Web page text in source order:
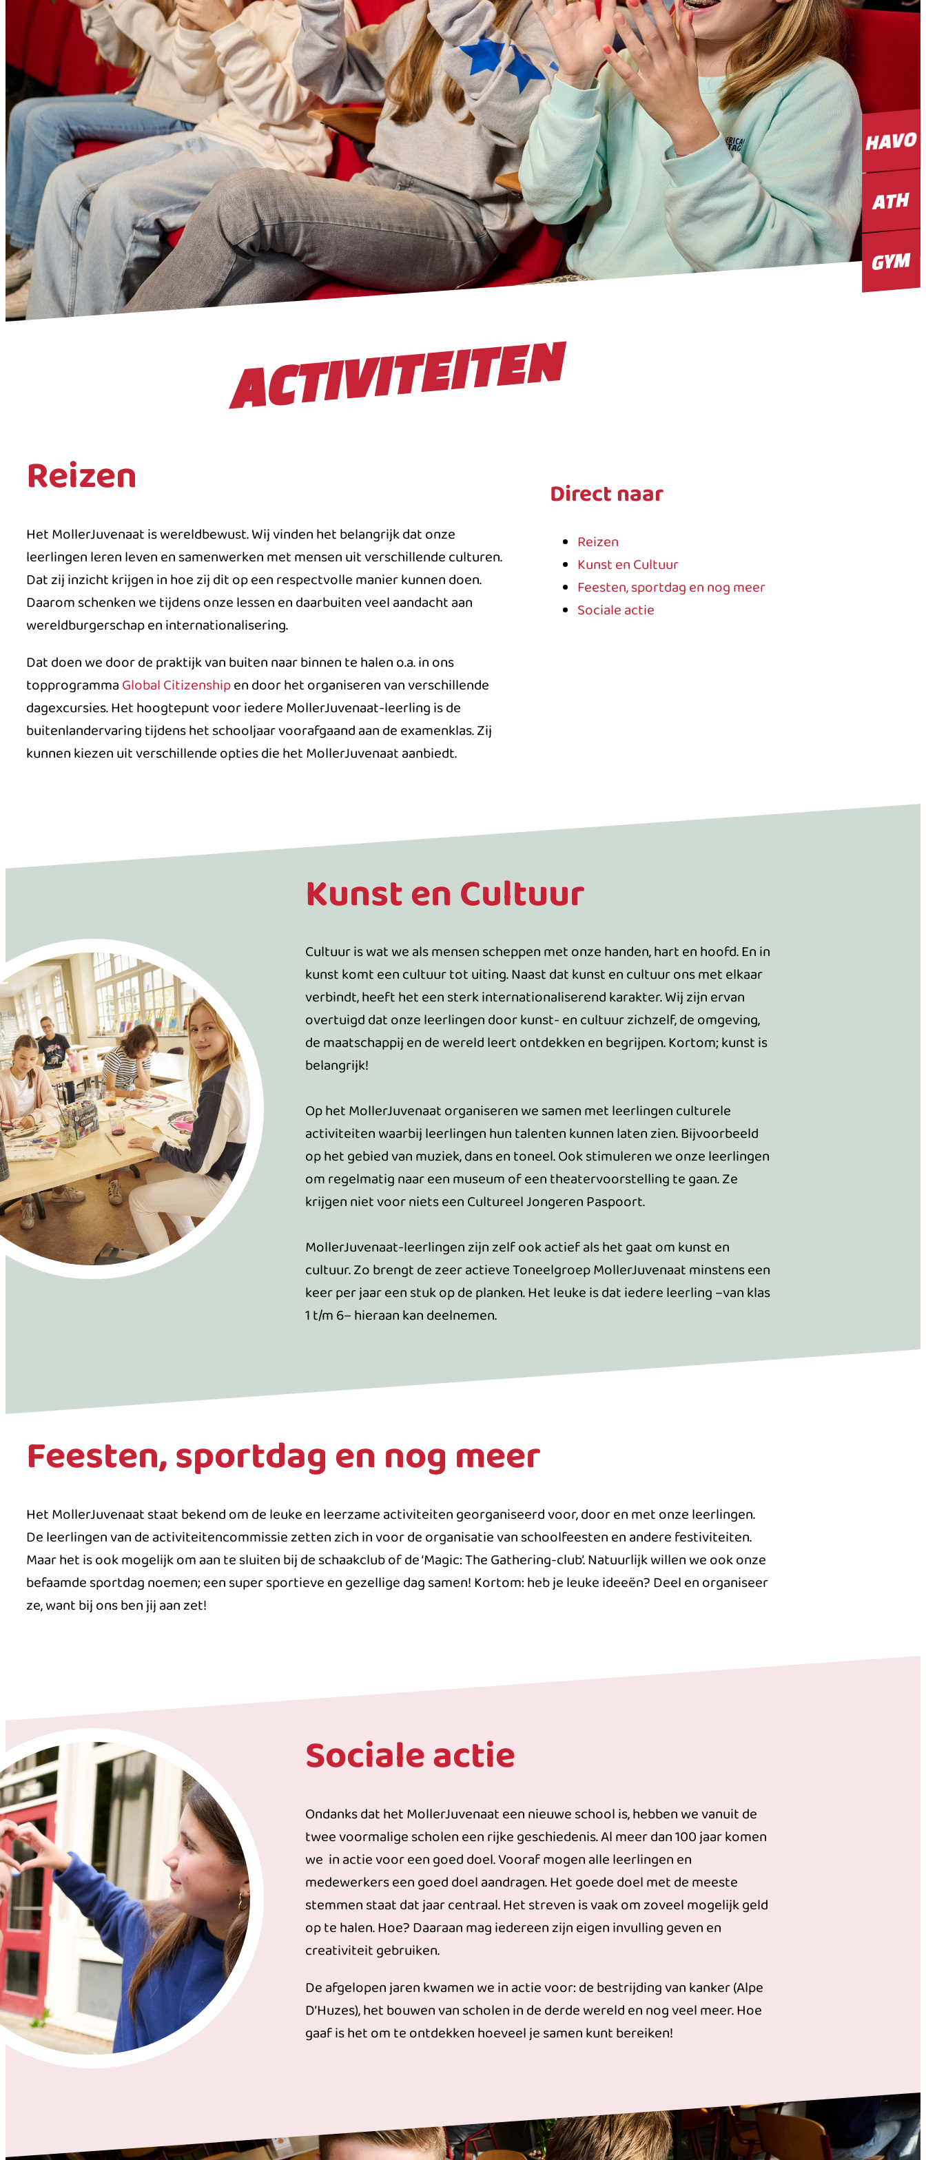
HAVO
ATH
GYM
ACTIVITEITEN
Reizen
Het MollerJuvenaat is wereldbewust. Wij vinden het belangrijk dat onze
leerlingen leren leven en samenwerken met mensen uit verschillende culturen.
Dat zij inzicht krijgen in hoe zij dit op een respectvolle manier kunnen doen.
Daarom schenken we tijdens onze lessen en daarbuiten veel aandacht aan
wereldburgerschap en internationalisering.
Dat doen we door de praktijk van buiten naar binnen te halen o.a. in ons
topprogrammaGlobal Citizenshipen door het organiseren van verschillende
dagexcursies. Het hoogtepunt voor iedere MollerJuvenaat-leerling is de
buitenlandervaring tijdens het schooljaar voorafgaand aan de examenklas. Zij
kunnen kiezen uit verschillende opties die het MollerJuvenaat aanbiedt.
Direct naar
Reizen
Kunst en Cultuur
Feesten, sportdag en nog meer
Sociale actie
Kunst en Cultuur
Cultuur is wat we als mensen scheppen met onze handen, hart en hoofd. En in
kunst komt een cultuur tot uiting. Naast dat kunst en cultuur ons met elkaar
verbindt, heeft het een sterk internationaliserend karakter. Wij zijn ervan
overtuigd dat onze leerlingen door kunst- en cultuur zichzelf, de omgeving,
de maatschappij en de wereld leert ontdekken en begrijpen. Kortom; kunst is
belangrijk!
Op het MollerJuvenaat organiseren we samen met leerlingen culturele
activiteiten waarbij leerlingen hun talenten kunnen laten zien. Bijvoorbeeld
op het gebied van muziek, dans en toneel. Ook stimuleren we onze leerlingen
om regelmatig naar een museum of een theatervoorstelling te gaan. Ze
krijgen niet voor niets een Cultureel Jongeren Paspoort.
MollerJuvenaat-leerlingen zijn zelf ook actief als het gaat om kunst en
cultuur. Zo brengt de zeer actieve Toneelgroep MollerJuvenaat minstens een
keer per jaar een stuk op de planken. Het leuke is dat iedere leerling –van klas
1 t/m 6– hieraan kan deelnemen.
Feesten, sportdag en nog meer
Het MollerJuvenaat staat bekend om de leuke en leerzame activiteiten georganiseerd voor, door en met onze leerlingen.
De leerlingen van de activiteitencommissie zetten zich in voor de organisatie van schoolfeesten en andere festiviteiten.
Maar het is ook mogelijk om aan te sluiten bij de schaakclub of de ‘Magic: The Gathering-club’. Natuurlijk willen we ook onze
befaamde sportdag noemen; een super sportieve en gezellige dag samen! Kortom: heb je leuke ideeën? Deel en organiseer
ze, want bij ons ben jij aan zet!
Sociale actie
Ondanks dat het MollerJuvenaat een nieuwe school is, hebben we vanuit de
twee voormalige scholen een rijke geschiedenis. Al meer dan 100 jaar komen
we in actie voor een goed doel. Vooraf mogen alle leerlingen en
medewerkers een goed doel aandragen. Het goede doel met de meeste
stemmen staat dat jaar centraal. Het streven is vaak om zoveel mogelijk geld
op te halen. Hoe? Daaraan mag iedereen zijn eigen invulling geven en
creativiteit gebruiken.
De afgelopen jaren kwamen we in actie voor: de bestrijding van kanker (Alpe
D’Huzes), het bouwen van scholen in de derde wereld en nog veel meer. Hoe
gaaf is het om te ontdekken hoeveel je samen kunt bereiken!